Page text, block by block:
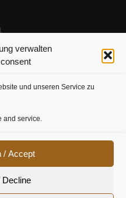
verwalten
und unseren Service zu
and service.
/ Accept
Decline